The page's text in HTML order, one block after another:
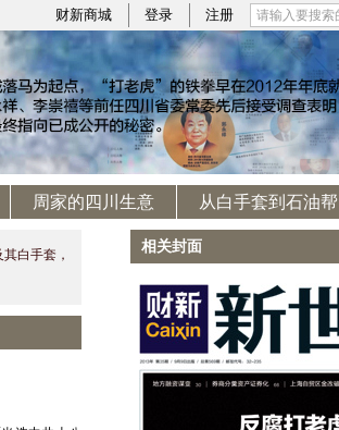
财新商城 登录 注册
周家的四川生意 从白手套到石油帮
白手套，
相关封面